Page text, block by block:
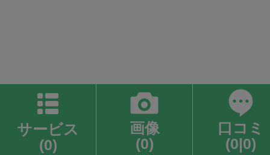
サービス
(0)
画像
(0)
口コミ
(0|0)